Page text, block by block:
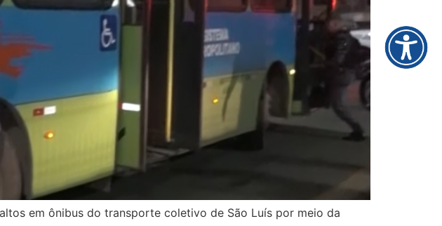
em ônibus do transporte coletivo de São Luís por meio da